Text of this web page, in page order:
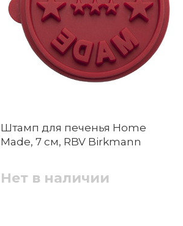
Штамп для печенья Home
Made, 7 см, RBV Birkmann
Нет в наличии